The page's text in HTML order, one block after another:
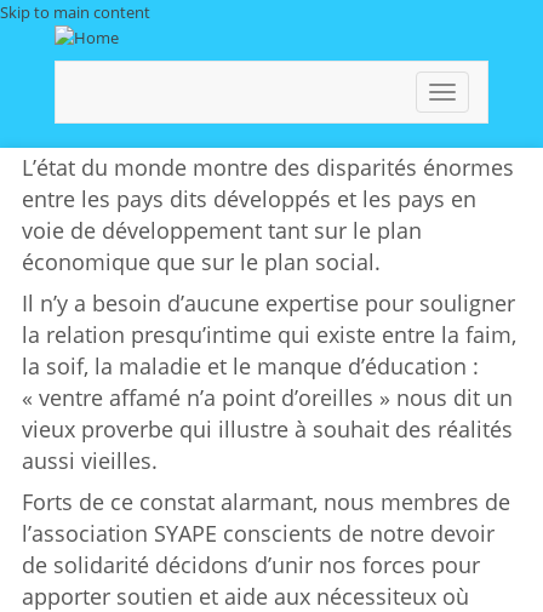
Skip to main content
Toggle
navigation
L’état du monde montre des disparités énormes
entre les pays dits développés et les pays en
voie de développement tant sur le plan
économique que sur le plan social.
Il n’y a besoin d’aucune expertise pour souligner
la relation presqu’intime qui existe entre la faim,
la soif, la maladie et le manque d’éducation :
« ventre affamé n’a point d’oreilles » nous dit un
vieux proverbe qui illustre à souhait des réalités
aussi vieilles.
Forts de ce constat alarmant, nous membres de
l’association SYAPE conscients de notre devoir
de solidarité décidons d’unir nos forces pour
apporter soutien et aide aux nécessiteux où